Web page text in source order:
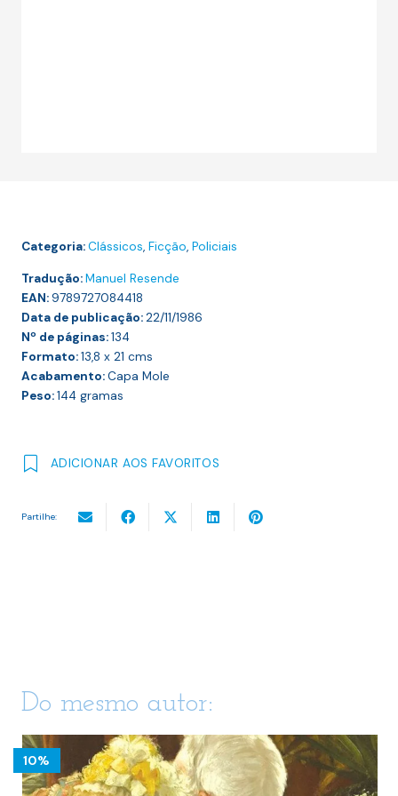
Categoria:Clássicos, Ficção, Policiais
Tradução:Manuel Resende
EAN:9789727084418
Data de publicação:22/11/1986
Nº de páginas:134
Formato:13,8 x 21 cms
Acabamento:Capa Mole
Peso:144 gramas
ADICIONAR AOS FAVORITOS
Partilhe:
Do mesmo autor:
10%